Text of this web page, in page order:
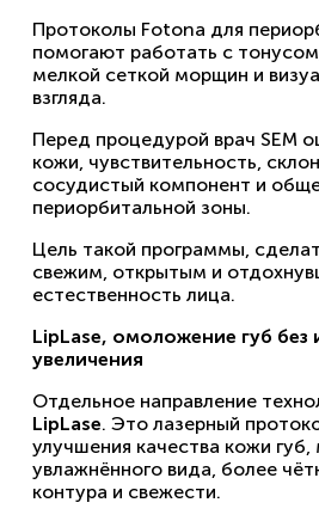
Протоколы Fotona для
помогают работать с
мелкой сеткой морщин и
взгляда.
Перед процедурой врач SEM
кожи, чувствительность,
сосудистый компонент и
периорбитальной зоны.
Цель такой программы,
свежим, открытым и
естественность лица.
LipLase, омоложение губ
увеличения
Отдельное направление
LipLase. Это лазерный
улучшения качества кожи губ,
увлажнённого вида, более
контура и свежести.